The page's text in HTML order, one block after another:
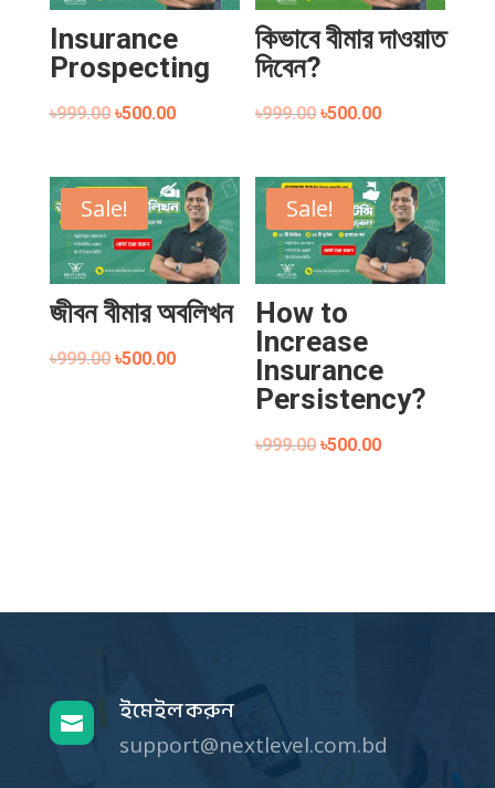
Insurance
Prospecting
৳999.00 ৳500.00
কিভাবে বীমার দাওয়াত
দিবেন?
৳999.00 ৳500.00
Sale!
জীবন বীমার অবলিখন
৳999.00 ৳500.00
Sale!
How to
Increase
Insurance
Persistency?
৳999.00 ৳500.00
 ইমেইল করুন
support@nextlevel.com.bd